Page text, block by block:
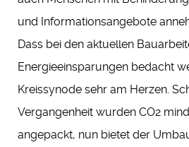
und Informationsangebote
Dass bei den aktuellen
Energieeinsparungen bedacht
Kreissynode sehr am Herzen.
Vergangenheit wurden CO2
angepackt, nun bietet der